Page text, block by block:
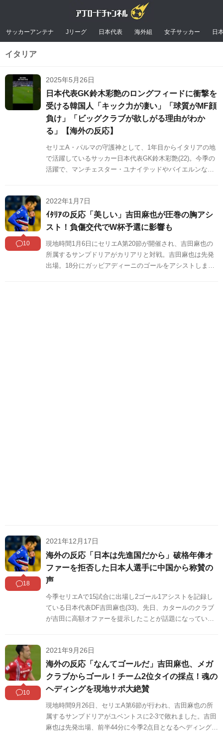
サッカーアンテナ Jリーグ 日本代表 海外組 女子サッカー 日
イタリア
2025年5月26日
日本代表GK鈴木彩艶のロングフィードに衝撃を
受ける韓国人「キック力が凄い」「球質がMF顔
負け」「ビッグクラブが欲しがる理由がわか
る」【海外の反応】
セリエA・パルマの守護神として、1年目からイタリアの地
で活躍しているサッカー日本代表GK鈴木彩艶(22)。今季の
活躍で、マンチェスター・ユナイテッドやバイエルンなど
で注目を集めています。
10
2022年1月7日
ｲﾀﾘｱの反応「美しい」吉田麻也が圧巻の胸アシ
スト！負傷交代でW杯予選に影響も
現地時間1月6日にセリエA第20節が開催され、吉田麻也の
所属するサンプドリアがカリアリと対戦。吉田麻也は先発
出場。18分にガッビアディーニのゴールをアシストしまし
18
2021年12月17日
海外の反応「日本は先進国だから」破格年俸オ
ファーを拒否した日本人選手に中国から称賛の
声
今季セリエAで15試合に出場し2ゴール1アシストを記録し
ている日本代表DF吉田麻也(33)。先日、カタールのクラブ
が吉田に高額オファーを提示したことが話題になっていま
ます。高額年俸になびかない吉田に対して称賛の声が多数
寄せられていました。中国の反応をSNSや掲示板などから
まとめましたのでご覧ください。
10
2021年9月26日
海外の反応「なんてゴールだ」吉田麻也、メガ
クラブからゴール！チーム2位タイの採点！魂の
ヘディングを現地サポ大絶賛
現地時間9月26日、セリエA第6節が行われ、吉田麻也の所
属するサンプドリアがユベントスに2-3で敗れました。吉田
麻也は先発出場、前半44分に今季2点目となるヘディングシ